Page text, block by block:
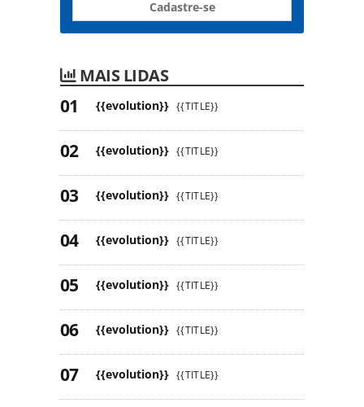
Cadastre-se
MAIS LIDAS
{{evolution}} {{TITLE}}
{{evolution}} {{TITLE}}
{{evolution}} {{TITLE}}
{{evolution}} {{TITLE}}
{{evolution}} {{TITLE}}
{{evolution}} {{TITLE}}
{{evolution}} {{TITLE}}